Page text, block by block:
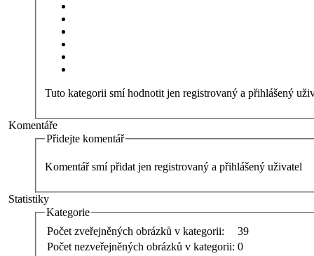
Tuto kategorii smí hodnotit jen registrovaný a přihlášený
Komentáře
Přidejte komentář
Komentář smí přidat jen registrovaný a přihlášený uživatel
Statistiky
Kategorie
Počet zveřejněných obrázků v kategorii:
39
Počet nezveřejněných obrázků v kategorii: 0